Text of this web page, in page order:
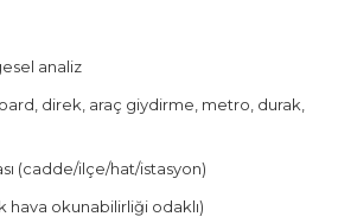
analiz
direk, araç giydirme, metro, durak,
(cadde/ilçe/hat/istasyon)
hava okunabilirliği odaklı)